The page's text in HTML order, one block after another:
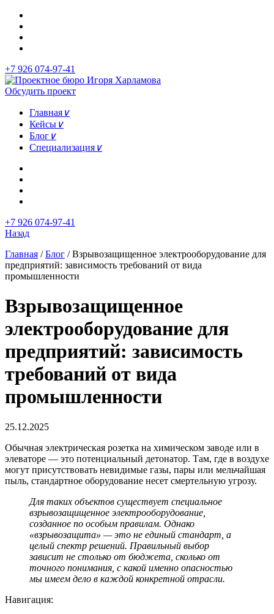
+7 926 074-97-41
Обсудить проект
Главная ∨
Кейсы ∨
Блог ∨
Специализация ∨
+7 926 074-97-41
Назад
Главная /Блог /Взрывозащищенное электрооборудование для
предприятий: зависимость требований от вида
промышленности
Взрывозащищенное
электрооборудование для
предприятий: зависимость
требований от вида
промышленности
25.12.2025
Обычная электрическая розетка на химическом заводе или в
элеваторе — это потенциальный детонатор. Там, где в воздухе
могут присутствовать невидимые газы, пары или мельчайшая
пыль, стандартное оборудование несет смертельную угрозу.
Для таких объектов существует специальное
взрывозащищенное электрооборудование,
созданное по особым правилам. Однако
«взрывозащита» — это не единый стандарт, а
целый спектр решений. Правильный выбор
зависит не столько от бюджета, сколько от
точного понимания, с какой именно опасностью
мы имеем дело в каждой конкретной отрасли.
Навигация: